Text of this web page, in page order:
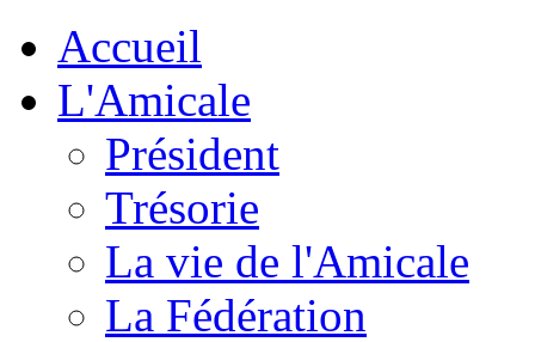
Accueil
L'Amicale
Président
Trésorie
La vie de l'Amicale
La Fédération